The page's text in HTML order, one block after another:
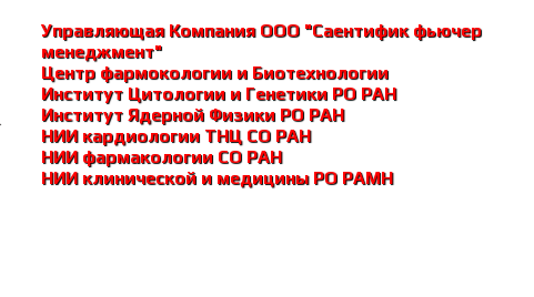
Управляющая Компания ООО "Саентифик фьючер
менеджмент"
Центр фармокологии и Биотехнологии
Институт Цитологии и Генетики РО РАH
Институт Ядерной Физики РО РАH
НИИ кардиологии ТНЦ СО РАH
НИИ фармакологии СО РАH
НИИ клинической и медицины РО РАМH